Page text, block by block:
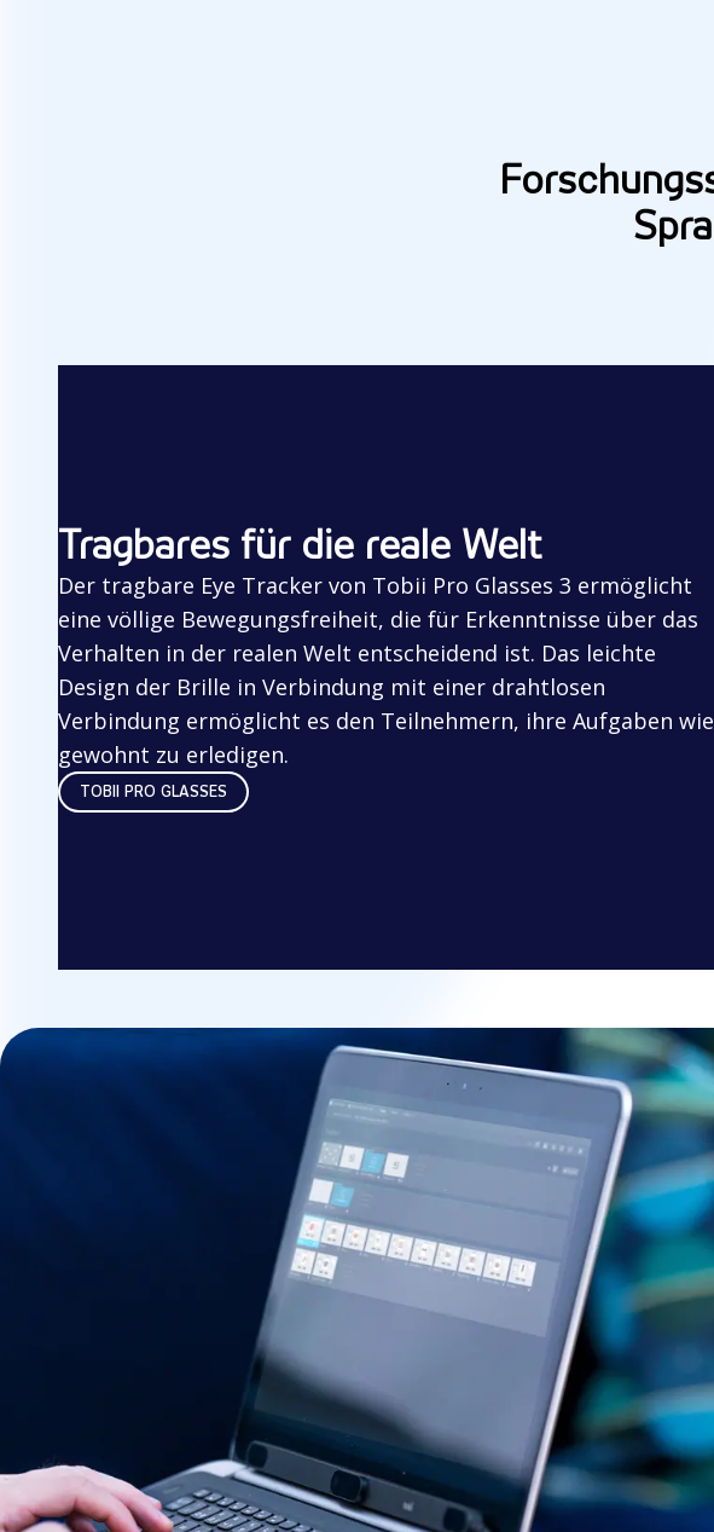
Tragbares für die reale Welt
Der tragbare Eye Tracker von Tobii Pro Glasses 3 ermöglicht
eine völlige Bewegungsfreiheit, die für Erkenntnisse über das
Verhalten in der realen Welt entscheidend ist. Das leichte
Design der Brille in Verbindung mit einer drahtlosen
Verbindung ermöglicht es den Teilnehmern, ihre Aufgaben wie
gewohnt zu erledigen.
TOBII PRO GLASSES